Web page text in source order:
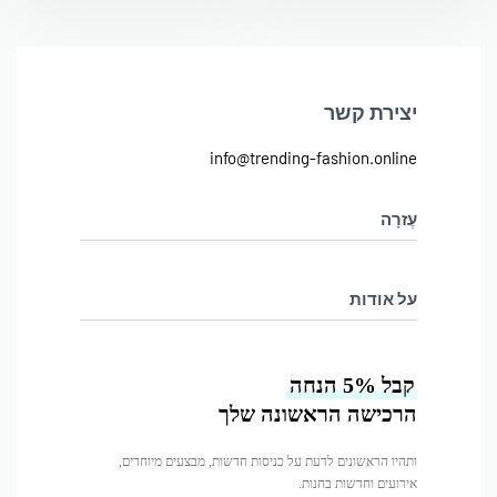
יצירת קשר
info@trending-fashion.online
עֶזרָה
על אודות
עלינו
צור קשר
קבל 5% הנחה
הרכישה הראשונה שלך
ותהיו הראשונים לדעת על כניסות חדשות, מבצעים מיוחדים,
אירועים וחדשות בחנות.